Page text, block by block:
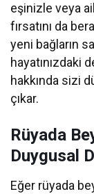
eşinizle veya
fırsatını da
yeni bağların
hayatınızdaki
hakkında sizi
çıkar.
Rüyada
Duygusal
Eğer rüyada